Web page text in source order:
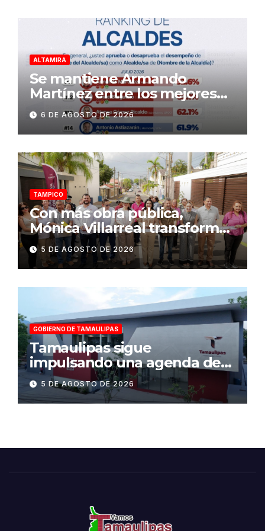
ALTAMIRA
Se mantiene Armando
Martínez entre los mejores
alcaldes del país y número
uno en Tamaulipas
6 DE AGOSTO DE 2026
TAMPICO
Con más obra pública,
Mónica Villarreal transforma
la infraestructura vial de
Tampico
5 DE AGOSTO DE 2026
GOBIERNO DE TAMAULIPAS
Tamaulipas sigue
impulsando una agenda de
infraestructura con sentido
humanista
5 DE AGOSTO DE 2026